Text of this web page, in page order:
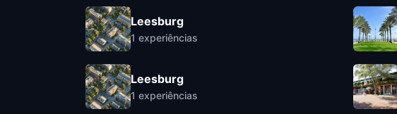
Leesburg
1 experiências
Leesburg
1 experiências